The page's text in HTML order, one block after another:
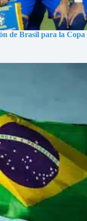
de Brasil para la